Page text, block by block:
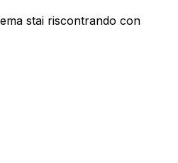
stai riscontrando con